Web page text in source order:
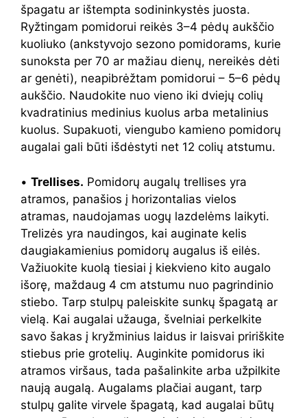
špagatu ar ištempta sodininkystės juosta.
Ryžtingam pomidorui reikės 3–4 pėdų aukščio
kuoliuko (ankstyvojo sezono pomidorams, kurie
sunoksta per 70 ar mažiau dienų, nereikės dėti
ar genėti), neapibrėžtam pomidorui – 5–6 pėdų
aukščio. Naudokite nuo vieno iki dviejų colių
kvadratinius medinius kuolus arba metalinius
kuolus. Supakuoti, viengubo kamieno pomidorų
augalai gali būti išdėstyti net 12 colių atstumu.
• Trellises. Pomidorų augalų trellises yra
atramos, panašios į horizontalias vielos
atramas, naudojamas uogų lazdelėms laikyti.
Trelizės yra naudingos, kai auginate kelis
daugiakamienius pomidorų augalus iš eilės.
Važiuokite kuolą tiesiai į kiekvieno kito augalo
išorę, maždaug 4 cm atstumu nuo pagrindinio
stiebo. Tarp stulpų paleiskite sunkų špagatą ar
vielą. Kai augalai užauga, švelniai perkelkite
savo šakas į kryžminius laidus ir laisvai pririškite
stiebus prie grotelių. Auginkite pomidorus iki
atramos viršaus, tada pašalinkite arba užpilkite
naują augalą. Augalams plačiai augant, tarp
stulpų galite virvele špagatą, kad augalai būtų